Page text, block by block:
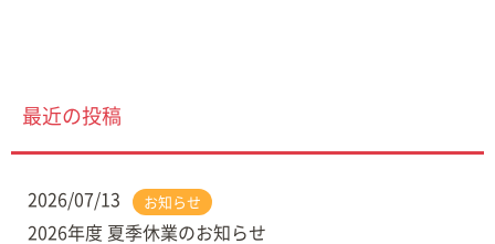
最近の投稿
2026/07/13 お知らせ
2026年度 夏季休業のお知らせ